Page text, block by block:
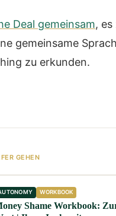
Deal gemeinsam,
gemeinsame
zu erkunden.
GEHEN
WORKBOOK
Shame Workbook: